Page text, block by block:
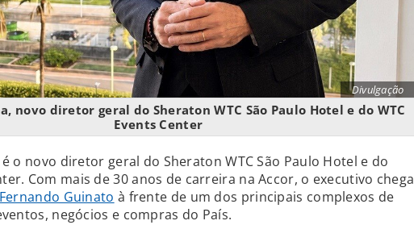
Divulgação
novo diretor geral do Sheraton WTC São Paulo Hotel e do WTC
Events Center
é o novo diretor geral do Sheraton WTC São Paulo Hotel e do
Com mais de 30 anos de carreira na Accor, o executivo chega
Guinato à frente de um dos principais complexos de
negócios e compras do País.